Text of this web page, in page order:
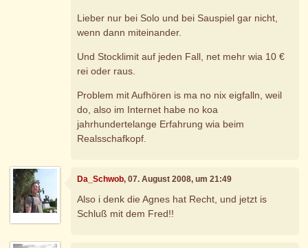
Lieber nur bei Solo und bei Sauspiel gar nicht,
wenn dann miteinander.
Und Stocklimit auf jeden Fall, net mehr wia 10 €
rei oder raus.
Problem mit Aufhören is ma no nix eigfalln, weil
do, also im Internet habe no koa
jahrhundertelange Erfahrung wia beim
Realsschafkopf.
Da_Schwob, 07. August 2008, um 21:49
Also i denk die Agnes hat Recht, und jetzt is
Schluß mit dem Fred!!